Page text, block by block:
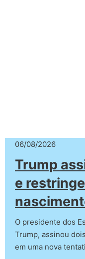
06/08/2026
Trump
e
O presidente dos
Trump, assinou
em uma nova